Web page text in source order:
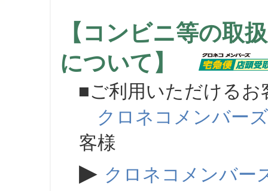
【コンビニ等の取
について】
■ご利用いただけるお
クロネコメンバーズ
客様
▶ クロネコメンバー